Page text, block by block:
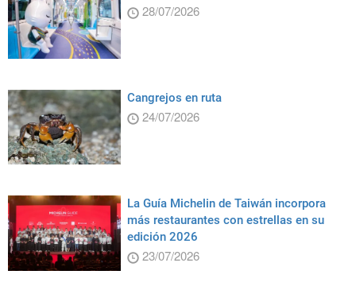
28/07/2026
Cangrejos en ruta
24/07/2026
La Guía Michelin de Taiwán incorpora
más restaurantes con estrellas en su
edición 2026
23/07/2026